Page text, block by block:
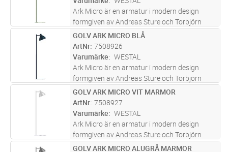
Ark Micro är en armatur i modern design
formgiven av Andreas Sture och Torbjörn
Eliasson. Tillverkad i rostfritt stål och
pulverlackad i sex olika kulörer. Fot i
pulverlackerad stål eller marmor. Vit
ST Lägg i kundvagn
GOLV ARK MICRO BLÅ
ArtNr 7508926
Varumärke
WESTAL
Ark Micro är en armatur i modern design
formgiven av Andreas Sture och Torbjörn
Eliasson. Tillverkad i rostfritt stål och
pulverlackad i sex olika kulörer. Fot i
pulverlackerad stål eller marmor. Vit
ST Lägg i kundvagn
GOLV ARK MICRO VIT MARMOR
ArtNr 7508927
Varumärke
WESTAL
Ark Micro är en armatur i modern design
formgiven av Andreas Sture och Torbjörn
Eliasson. Tillverkad i rostfritt stål och
GOLV ARK MICRO ALUGRÅ MARMOR